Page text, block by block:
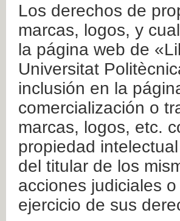
Los derechos de
marcas, logos, y
la página web de
Universitat
inclusión en la
comercialización o
marcas, logos, etc.
propiedad
del titular de los
acciones judiciales
ejercicio de sus